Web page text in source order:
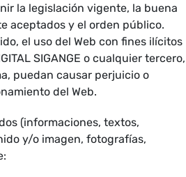
la legislación vigente, la buena
aceptados y el orden público.
el uso del Web con fines ilícitos
SIGANGE o cualquier tercero,
puedan causar perjuicio o
del Web.
(informaciones, textos,
y/o imagen, fotografías,